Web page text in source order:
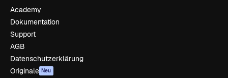
Academy
Dokumentation
Support
AGB
Datenschutzerklärung
Originale Neu